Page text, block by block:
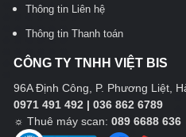
Thông tin Liên hệ
Thông tin Thanh toán
CÔNG TY TNHH VIỆT BIS
96A Định Công, P. Phương Liệt,
0971 491 492 | 036 862 6789
☼ Thuê máy scan: 089 6688 636